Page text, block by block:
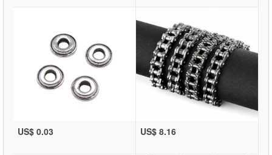
US$ 0.03 US$ 8.16